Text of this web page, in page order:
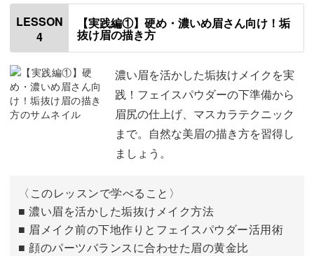
毛流れをチェックする
おすすめアイテム
ガイド線について 02:02
整えるときのポイント 04:19
05:21
おわりに
LESSON
4
【実践編①】硬め・濃いめ眉さん向け！垢
抜け眉の描き方
濃い眉を活かした垢抜けメイクを実
践！フェイスパウダーの下準備から
眉尻の仕上げ、マスカラテクニック
まで。自然な美眉の描き方を習得し
ましょう。
〈このレッスンで学べること〉
■ 濃い眉を活かした垢抜けメイク方法
■ 眉メイク前の下地作りとフェイスパウダー活用術
■ 顔のパーツバランスに合わせた眉の黄金比